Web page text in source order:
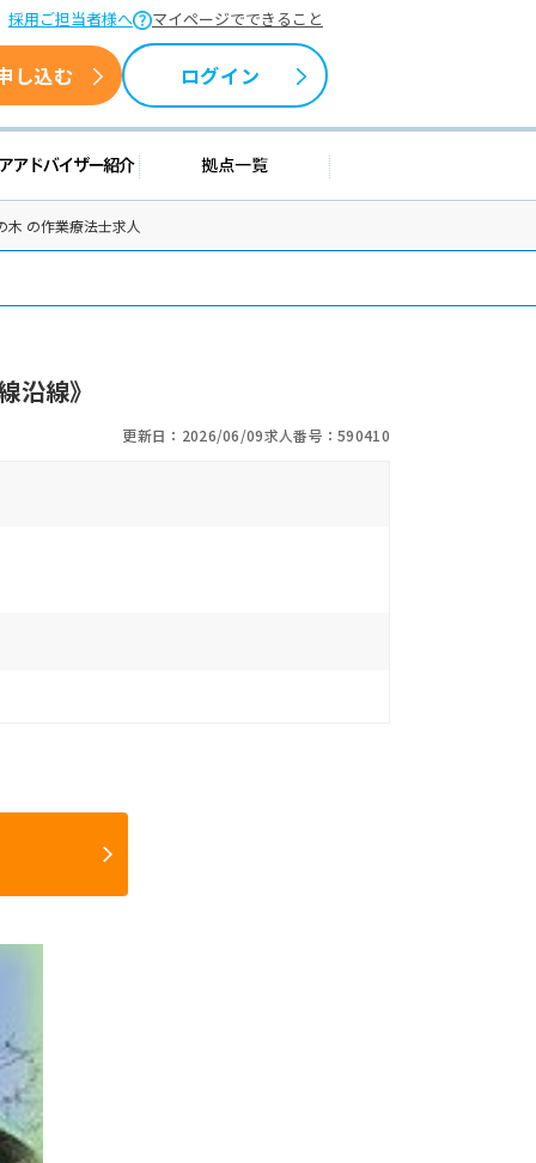
採用ご担当者様へ マイページでできること
し込む ログイン
報 キャリアアドバイザー紹介 拠点一覧
の作業療法士求人
沿線》
更新日：2026/06/09求人番号：590410